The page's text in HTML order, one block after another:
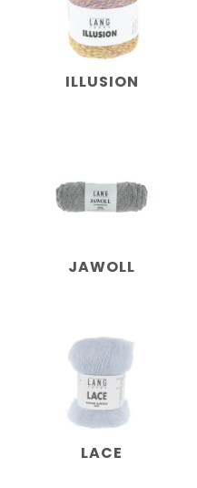
ILLUSION
JAWOLL
LACE